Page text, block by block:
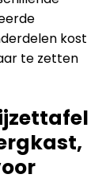
kost
te zetten